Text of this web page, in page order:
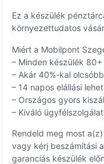
Ez a készülék
környezettudatos
Miért a Mobilpont
– Minden készülék
– Akár 40%-kal
– 14 napos elállási
– Országos gyors
– Kiváló
Rendeld meg most
vagy kérj beszámítási
garanciás készülék